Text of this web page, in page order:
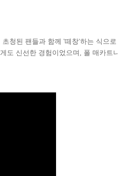
청된 팬들과 함께 '떼창'하는 식으
도 신선한 경험이었으며, 폴 매카